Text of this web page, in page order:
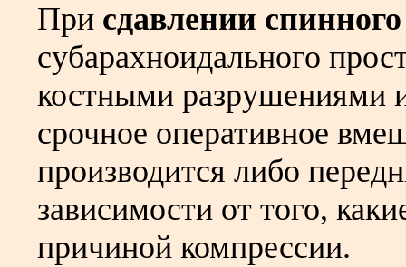
При сдавлении
субарахноидального
костными разрушениями
срочное оперативное
производится либо
зависимости от того,
причиной компрессии.